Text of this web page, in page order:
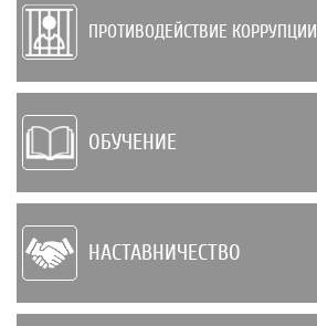
ПРОТИВОДЕЙСТВИЕ КОРРУПЦИИ
ОБУЧЕНИЕ
НАСТАВНИЧЕСТВО